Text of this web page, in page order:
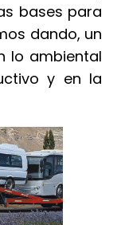
bases para
dando, un
lo ambiental
y en la